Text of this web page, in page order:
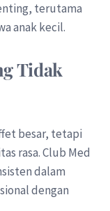
terutama
anak kecil.
Tidak
besar, tetapi
rasa. Club Med
dalam
dengan